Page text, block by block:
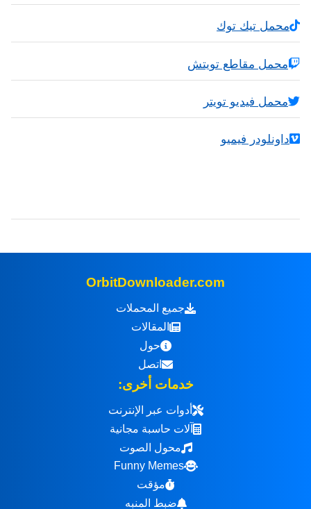
محمل تيك توك
محمل مقاطع تويتش
محمل فيديو تويتر
داونلودر فيميو
OrbitDownloader.com
جميع المحملات
المقالات
حول
اتصل
خدمات أخرى:
أدوات عبر الإنترنت
آلات حاسبة مجانية
محول الصوت
Funny Memes
مؤقت
ضبط المنبه